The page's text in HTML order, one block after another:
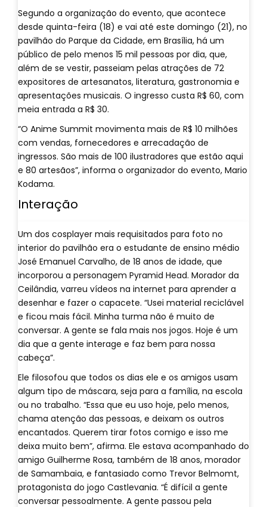
Segundo a organização do evento, que acontece
desde quinta-feira (18) e vai até este domingo (21), no
pavilhão do Parque da Cidade, em Brasília, há um
público de pelo menos 15 mil pessoas por dia, que,
além de se vestir, passeiam pelas atrações de 72
expositores de artesanatos, literatura, gastronomia e
apresentações musicais. O ingresso custa R$ 60, com
meia entrada a R$ 30.
“O Anime Summit movimenta mais de R$ 10 milhões
com vendas, fornecedores e arrecadação de
ingressos. São mais de 100 ilustradores que estão aqui
e 80 artesãos”, informa o organizador do evento, Mario
Kodama.
Interação
Um dos cosplayer mais requisitados para foto no
interior do pavilhão era o estudante de ensino médio
José Emanuel Carvalho, de 18 anos de idade, que
incorporou a personagem Pyramid Head. Morador da
Ceilândia, varreu vídeos na internet para aprender a
desenhar e fazer o capacete. “Usei material reciclável
e ficou mais fácil. Minha turma não é muito de
conversar. A gente se fala mais nos jogos. Hoje é um
dia que a gente interage e faz bem para nossa
cabeça”.
Ele filosofou que todos os dias ele e os amigos usam
algum tipo de máscara, seja para a família, na escola
ou no trabalho. “Essa que eu uso hoje, pelo menos,
chama atenção das pessoas, e deixam os outros
encantados. Querem tirar fotos comigo e isso me
deixa muito bem”, afirma. Ele estava acompanhado do
amigo Guilherme Rosa, também de 18 anos, morador
de Samambaia, e fantasiado como Trevor Belmomt,
protagonista do jogo Castlevania. “É difícil a gente
conversar pessoalmente. A gente passou pela